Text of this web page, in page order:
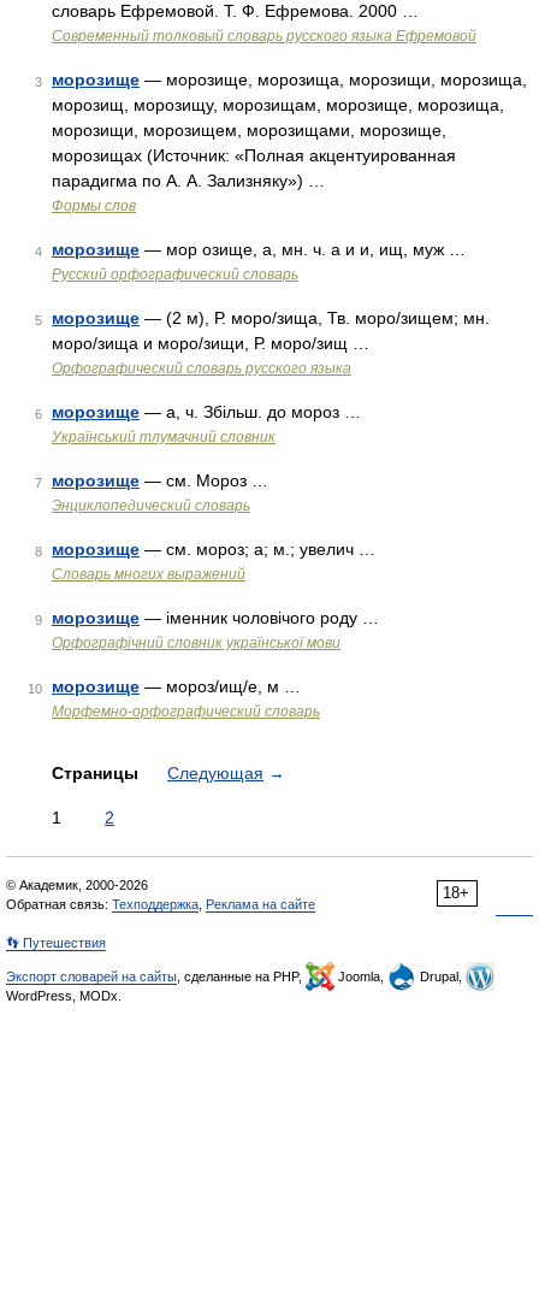
словарь Ефремовой. Т. Ф. Ефремова. 2000 …
Современный толковый словарь русского языка Ефремовой
3 морозище — морозище, морозища, морозищи, морозища,
морозищ, морозищу, морозищам, морозище, морозища,
морозищи, морозищем, морозищами, морозище,
морозищах (Источник: «Полная акцентуированная
парадигма по А. А. Зализняку») …
Формы слов
4 морозище — мор озище, а, мн. ч. а и и, ищ, муж …
Русский орфографический словарь
5 морозище — (2 м), Р. моро/зища, Тв. моро/зищем; мн.
моро/зища и моро/зищи, Р. моро/зищ …
Орфографический словарь русского языка
6 морозище — а, ч. Збільш. до мороз …
Український тлумачний словник
7 морозище — см. Мороз …
Энциклопедический словарь
8 морозище — см. мороз; а; м.; увелич …
Словарь многих выражений
9 морозище — іменник чоловічого роду …
Орфографічний словник української мови
10 морозище — мороз/ищ/е, м …
Морфемно-орфографический словарь
Страницы Следующая →
1 2
18+
© Академик, 2000-2026
Обратная связь: Техподдержка Реклама на сайте
👣 Путешествия
Экспорт словарей на сайты , сделанные на PHP, Joomla,
Drupal,
WordPress, MODx.